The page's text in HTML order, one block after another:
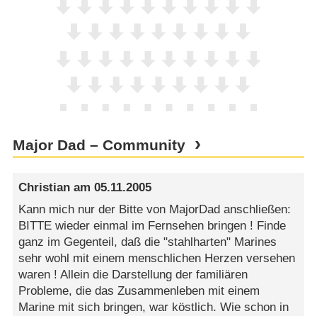
Major Dad – Community
Christian am05.11.2005
Kann mich nur der Bitte von MajorDad anschließen:
BITTE wieder einmal im Fernsehen bringen ! Finde
ganz im Gegenteil, daß die "stahlharten" Marines
sehr wohl mit einem menschlichen Herzen versehen
waren ! Allein die Darstellung der familiären
Probleme, die das Zusammenleben mit einem
Marine mit sich bringen, war köstlich. Wie schon in